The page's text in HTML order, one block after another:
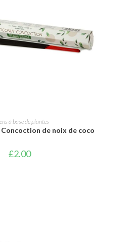
AU PANIER
à base de plantes
Concoction de noix de coco
£2.00